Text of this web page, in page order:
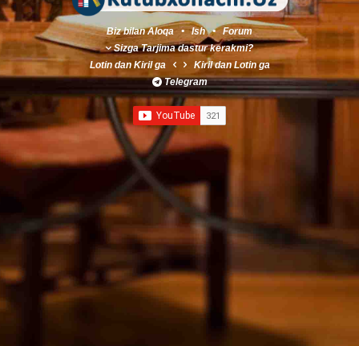
Biz bilan Aloqa•Ish•Forum
Sizga Tarjima dastur kerakmi?
Lotindan Kirilga KirildanLotinga
Telegram